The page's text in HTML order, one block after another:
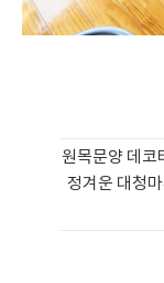
원목문양 데코
정겨운 대청